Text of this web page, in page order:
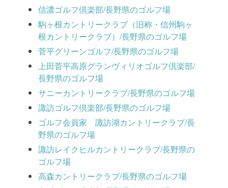
信濃ゴルフ倶楽部/長野県のゴルフ場
駒ヶ根カントリークラブ（旧称・信州駒ヶ
根カントリークラブ）/長野県のゴルフ場
菅平グリーンゴルフ/長野県のゴルフ場
上田菅平高原グランヴィリオゴルフ倶楽部/
長野県のゴルフ場
サニーカントリークラブ/長野県のゴルフ場
諏訪ゴルフ倶楽部/長野県のゴルフ場
ゴルフ会員家 諏訪湖カントリークラブ/長
野県のゴルフ場
諏訪レイクヒルカントリークラブ/長野県の
ゴルフ場
高森カントリークラブ/長野県のゴルフ場